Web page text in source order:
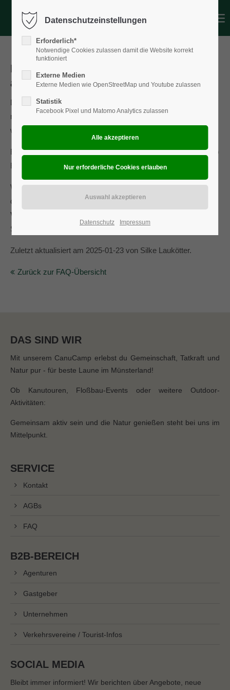
Login
Benutzername
Lost your password?
Lorem ipsum dolor sit amet:
24h / 365days
Get in touch
376-293 City Road, Suite 600
San Francisco, CA 94102
info@yourdomain.com
About us
Lorem ipsum dolor sit amet, consectetuer
Cum sociis natoque penatibus et magnis dis parturient
ultricies nec.
Bis wann muss die Teilnehmerzahl
angegeben sein?
Da wir unsereVeranstaltungen per Vorkasse
muss bereits bei der Buchung die Teilnehmerzahl angegeben
werden.
Bei denOnlinebuchungen mit den Vorteilspreisengelten ab
Buchung unsere Stornobedingungen in unseren AGB`s
Wenn du einindividuelles Eventbei uns gebucht hast, hast
du die Möglichkeit die Personenzahl bis 14 Tage vor dem
Veranstaltungstermin
Schlussrechnung.
Zuletzt aktualisiert am 2025-01-23 von Silke Laukötter.
Zurück zur FAQ-Übersicht
DAS SIND WIR
Mit unserem CanuCamp erlebst du Gemeinschaft, Tatkraft und
Natur pur - für beste Laune im Münsterland!
Ob Kanutouren, Floßbau-Events oder weitere Outdoor-
Aktivitäten:
Gemeinsam aktiv sein und die Natur genießen steht bei uns im
Mittelpunkt.
SERVICE
Kontakt
AGBs
FAQ
B2B-BEREICH
Agenturen
Gastgeber
Unternehmen
Verkehrsvereine / Tourist-Infos
SOCIAL MEDIA
Bleibt immer informiert! Wir berichten über Angebote, neue
Datenschutzeinstellungen
Erforderlich*
Notwendige Cookies zulassen damit die Website korrekt
funktioniert
Externe Medien
Externe Medien wie OpenStreetMap und Youtube zulassen
Statistik
Facebook Pixel und Matomo Analytics zulassen
Datenschutz Impressum